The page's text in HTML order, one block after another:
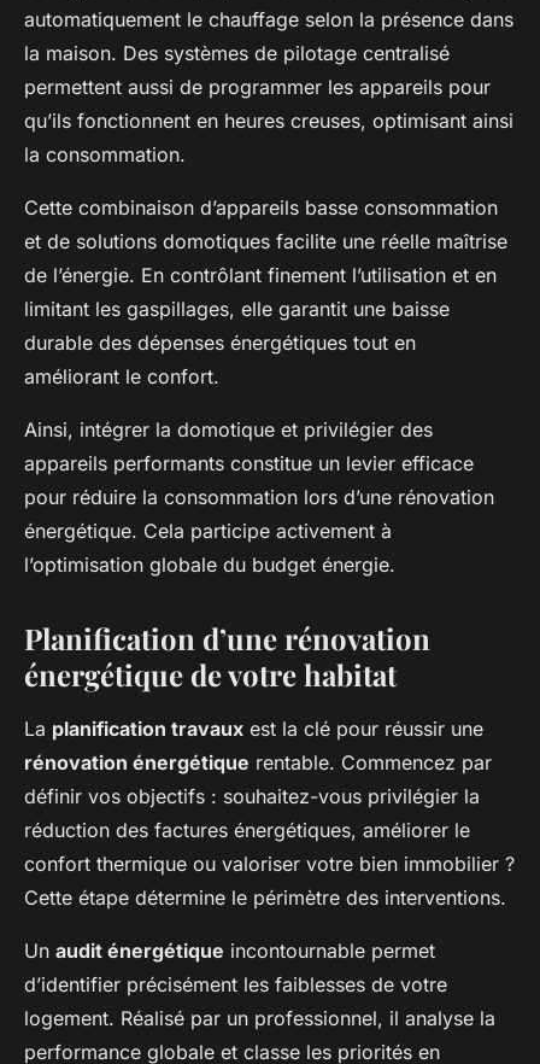
automatiquement le chauffage selon la présence dans
la maison. Des systèmes de pilotage centralisé
permettent aussi de programmer les appareils pour
qu’ils fonctionnent en heures creuses, optimisant ainsi
la consommation.
Cette combinaison d’appareils basse consommation
et de solutions domotiques facilite une réelle maîtrise
de l’énergie. En contrôlant finement l’utilisation et en
limitant les gaspillages, elle garantit une baisse
durable des dépenses énergétiques tout en
améliorant le confort.
Ainsi, intégrer la domotique et privilégier des
appareils performants constitue un levier efficace
pour réduire la consommation lors d’une rénovation
énergétique. Cela participe activement à
l’optimisation globale du budget énergie.
Planification d’une rénovation
énergétique de votre habitat
La planification travaux est la clé pour réussir une
rénovation énergétique rentable. Commencez par
définir vos objectifs : souhaitez-vous privilégier la
réduction des factures énergétiques, améliorer le
confort thermique ou valoriser votre bien immobilier ?
Cette étape détermine le périmètre des interventions.
Un audit énergétique incontournable permet
d’identifier précisément les faiblesses de votre
logement. Réalisé par un professionnel, il analyse la
performance globale et classe les priorités en